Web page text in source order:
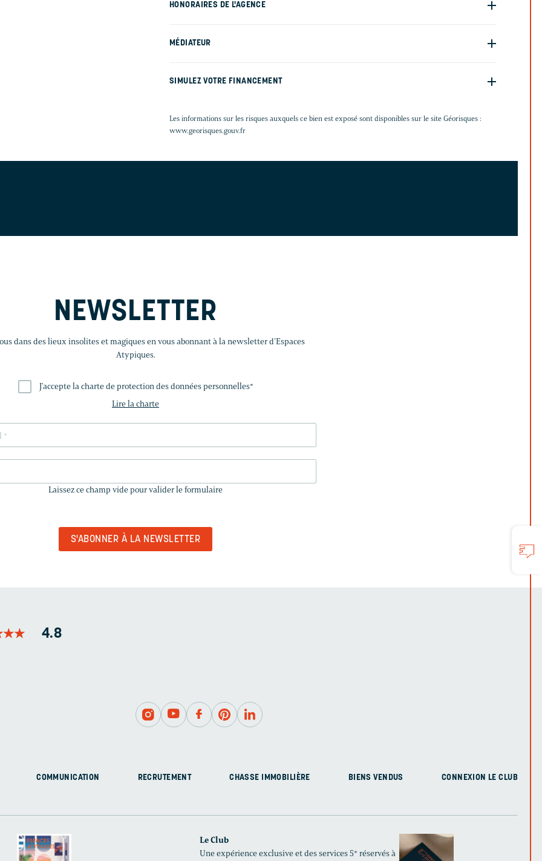
HONORAIRES DE L'AGENCE
MÉDIATEUR
SIMULEZ VOTRE FINANCEMENT
Les informations sur les risques auxquels ce bien est exposé sont disponibles sur le site Géorisques :
www.georisques.gouv.fr
NEWSLETTER
dans des lieux insolites et magiques en vous abonnant à la newsletter d’Espaces
Atypiques.
J'accepte la charte de protection des données personnelles*
Lire la charte
CHAMP
Laissez ce champ vide pour valider le formulaire
★★
★★ 4.8
COMMUNICATION RECRUTEMENT CHASSE IMMOBILIÈRE BIENS VENDUS CONNEXION LE CLUB
Le Club
Une expérience exclusive et des services 5* réservés à